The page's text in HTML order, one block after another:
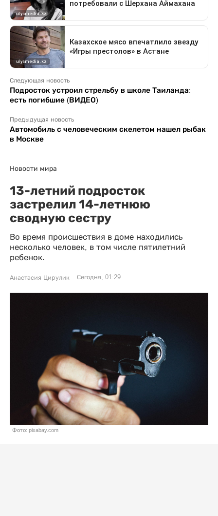
Следующая новость
Подросток устроил стрельбу в школе Таиланда:
есть погибшие (ВИДЕО)
Предыдущая новость
Автомобиль с человеческим скелетом нашел рыбак
в Москве
Новости мира
13-летний подросток
застрелил 14-летнюю
сводную сестру
Во время происшествия в доме находились
несколько человек, в том числе пятилетний
ребенок.
Анастасия Цирулик Сегодня, 01:29
Фото: pixabay.com